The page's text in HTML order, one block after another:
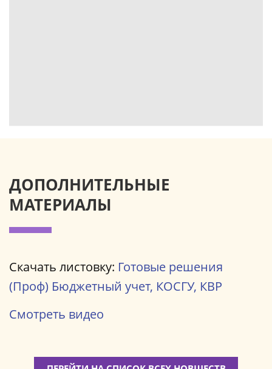
ДОПОЛНИТЕЛЬНЫЕ
МАТЕРИАЛЫ
Скачать листовку: Готовые решения
(Проф) Бюджетный учет, КОСГУ, КВР
Смотреть видео